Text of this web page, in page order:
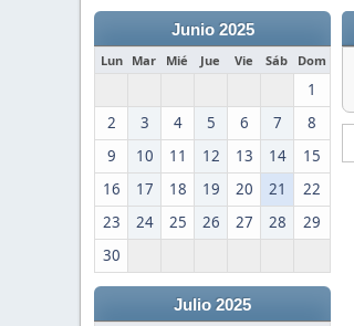
Junio 2025
Lun Mar Mié Jue Vie Sáb Dom
1
2
3 4 5 6 7
8
9
10 11 12 13 14
15
16
17 18 19 20 21
22
23
24 25 26 27 28
29
30
Julio 2025